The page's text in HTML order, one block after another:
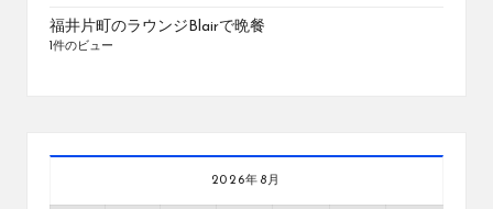
福井片町のラウンジBlairで晩餐
1件のビュー
2026年8月